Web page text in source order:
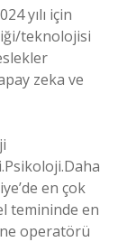
yılı için
teknolojisi
zeka ve
en çok
temininde en
operatörü